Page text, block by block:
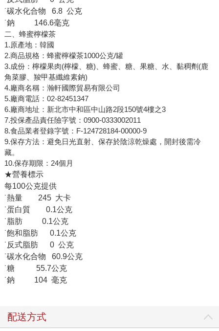
˙碳水化合物 6.8 公克
˙鈉 146.6毫克
二、蜂蜜檸檬茶
1.原產地：韓國
2.商品規格：蜂蜜檸檬茶1000公克/罐
3.成份：檸檬果肉(檸檬、糖)、蜂蜜、糖、果糖、水、黏稠劑(鹿
角菜膠、羧甲基纖維素鈉)
4.廠商名稱：瀚軒國際貿易有限公司
5.廠商電話：02-82451347
6.廠商地址：新北市中和區中山路2段150號4樓之3
7.投保產品責任險字號：0900-0333002011
8.食品業者登錄字號：F-124728184-00000-9
9.保存方法：避免日光直射、保存於陰涼乾燥處，開封後需冷
藏。
10.保存期限：24個月
★營養標示
每100公克提供
˙熱量 245 大卡
˙蛋白質 0.1公克
˙脂肪 0.1公克
˙飽和脂肪 0.1公克
˙反式脂肪 0 公克
˙碳水化合物 60.9公克
˙糖 55.7公克
˙鈉 104 毫克
配送方式